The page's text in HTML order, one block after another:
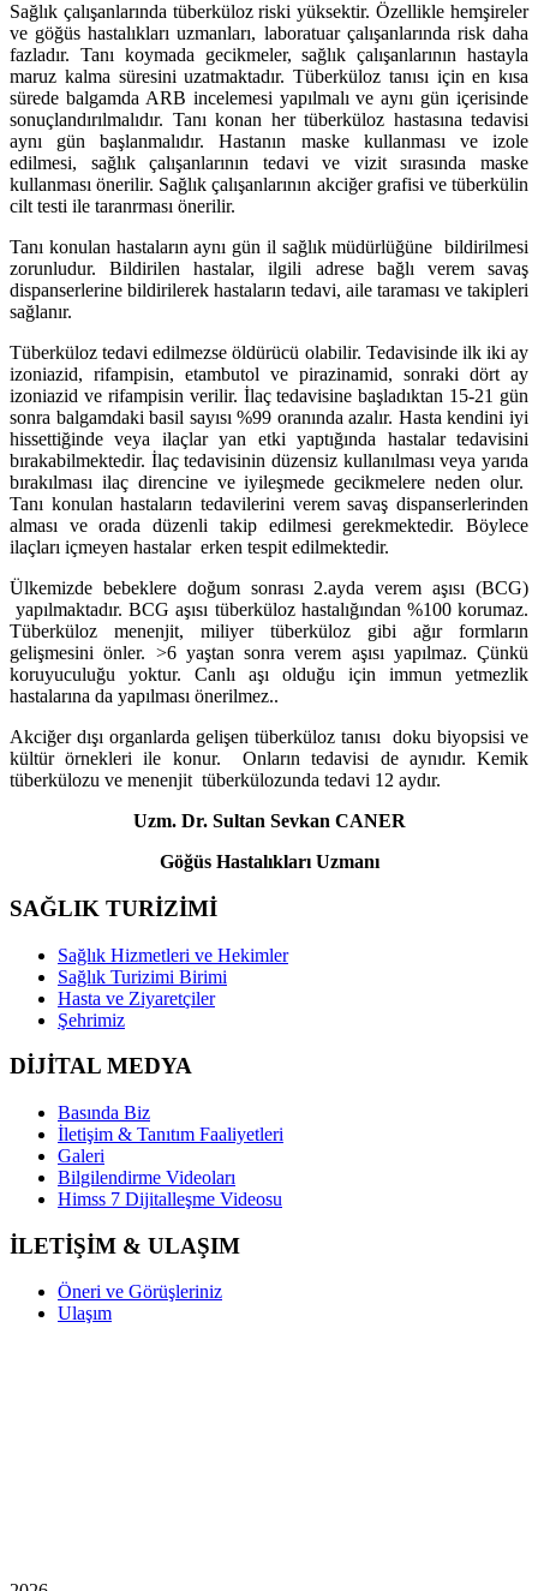
Sağlık çalışanlarında tüberküloz riski yüksektir. Özellikle hemşireler
ve göğüs hastalıkları uzmanları, laboratuar çalışanlarında risk daha
fazladır. Tanı koymada gecikmeler, sağlık çalışanlarının hastayla
maruz kalma süresini uzatmaktadır. Tüberküloz tanısı için en kısa
sürede balgamda ARB incelemesi yapılmalı ve aynı gün içerisinde
sonuçlandırılmalıdır. Tanı konan her tüberküloz hastasına tedavisi
aynı gün başlanmalıdır. Hastanın maske kullanması ve izole
edilmesi, sağlık çalışanlarının tedavi ve vizit sırasında maske
kullanması önerilir. Sağlık çalışanlarının akciğer grafisi ve tüberkülin
cilt testi ile taranrması önerilir.
Tanı konulan hastaların aynı gün il sağlık müdürlüğüne bildirilmesi
zorunludur. Bildirilen hastalar, ilgili adrese bağlı verem savaş
dispanserlerine bildirilerek hastaların tedavi, aile taraması ve takipleri
sağlanır.
Tüberküloz tedavi edilmezse öldürücü olabilir. Tedavisinde ilk iki ay
izoniazid, rifampisin, etambutol ve pirazinamid, sonraki dört ay
izoniazid ve rifampisin verilir. İlaç tedavisine başladıktan 15-21 gün
sonra balgamdaki basil sayısı %99 oranında azalır. Hasta kendini iyi
hissettiğinde veya ilaçlar yan etki yaptığında hastalar tedavisini
bırakabilmektedir. İlaç tedavisinin düzensiz kullanılması veya yarıda
bırakılması ilaç direncine ve iyileşmede gecikmelere neden olur.
Tanı konulan hastaların tedavilerini verem savaş dispanserlerinden
alması ve orada düzenli takip edilmesi gerekmektedir. Böylece
ilaçları içmeyen hastalar erken tespit edilmektedir.
Ülkemizde bebeklere doğum sonrası 2.ayda verem aşısı (BCG)
yapılmaktadır. BCG aşısı tüberküloz hastalığından %100 korumaz.
Tüberküloz menenjit, miliyer tüberküloz gibi ağır formların
gelişmesini önler. >6 yaştan sonra verem aşısı yapılmaz. Çünkü
koruyuculuğu yoktur. Canlı aşı olduğu için immun yetmezlik
hastalarına da yapılması önerilmez..
Akciğer dışı organlarda gelişen tüberküloz tanısı doku biyopsisi ve
kültür örnekleri ile konur. Onların tedavisi de aynıdır. Kemik
tüberkülozu ve menenjit tüberkülozunda tedavi 12 aydır.
Uzm. Dr. Sultan Sevkan CANER
Göğüs Hastalıkları Uzmanı
SAĞLIK TURİZİMİ
Sağlık Hizmetleri ve Hekimler
Sağlık Turizimi Birimi
Hasta ve Ziyaretçiler
Şehrimiz
DİJİTAL MEDYA
Basında Biz
İletişim & Tanıtım Faaliyetleri
Galeri
Bilgilendirme Videoları
Himss 7 Dijitalleşme Videosu
İLETİŞİM & ULAŞIM
Öneri ve Görüşleriniz
Ulaşım